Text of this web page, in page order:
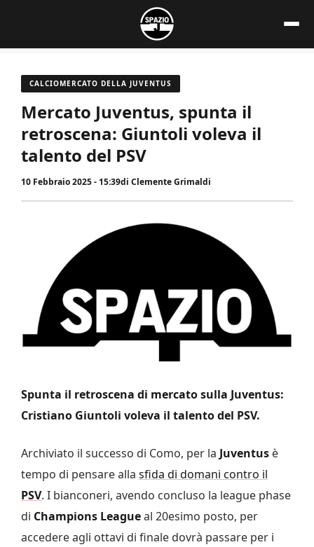
contenuto
CALCIOMERCATO DELLA JUVENTUS
Mercato Juventus, spunta il
retroscena: Giuntoli voleva il
talento del PSV
10 Febbraio 2025 - 15:39di Clemente Grimaldi
Spunta il retroscena di mercato sulla Juventus:
Cristiano Giuntoli voleva il talento del PSV.
Archiviato il successo di Como, per la Juventus è
tempo di pensare alla sfida di domani contro il
PSV. I bianconeri, avendo concluso la league phase
di Champions Leagueal 20esimo posto, per
accedere agli ottavi di finale dovrà passare per i